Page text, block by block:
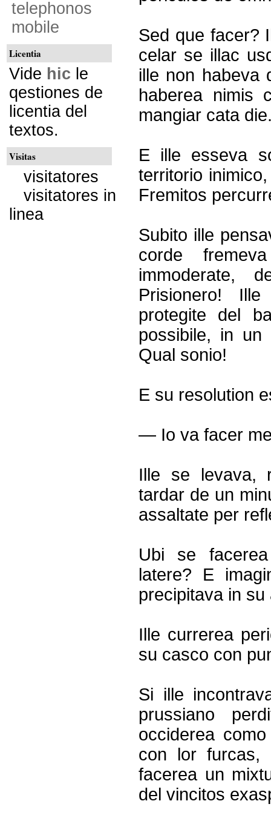
telephonos
mobile
Licentia
Vide hic le
qestiones de
licentia del
textos.
Visitas
visitatores
visitatores in
linea
Sed que facer?
celar se illac
ille non habeva
haberea nimis
mangiar cata
E ille esseva
territorio
Fremitos
Subito ille
corde
immoderate,
Prisionero!
protegite del
possibile, in un
Qual sonio!
E su resolution
— Io va facer
Ille se levava,
tardar de un
assaltate per
Ubi se
latere? E
precipitava in su
Ille currerea
su casco con
Si ille
prussiano
occiderea
con lor furcas,
facerea un
del vincitos